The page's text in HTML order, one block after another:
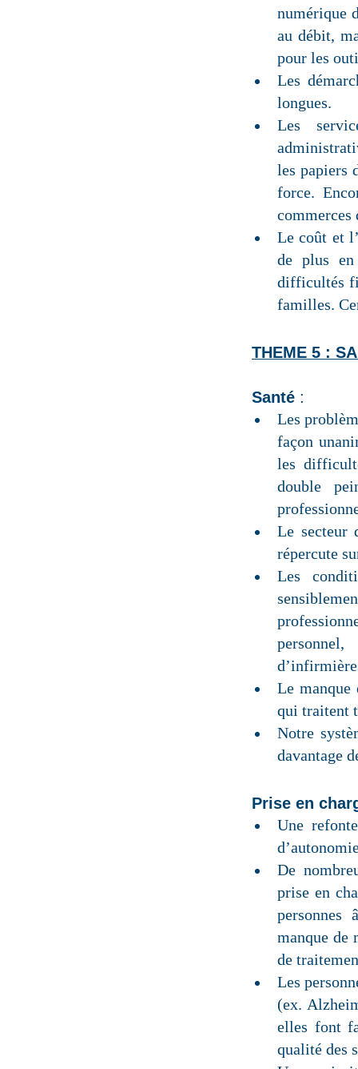
numérique
au débit,
pour les
Les
longues.
Les
les papiers
force.
Le coût et
de plus en
difficultés
familles.
THEME 5 :
Santé :
Les
façon
les
double
Le secteur
répercute
Les
Le manque
qui traitent
Notre
davantage
Prise en
Une
De
prise en
personnes
manque de
de
Les
(ex.
elles font
qualité des